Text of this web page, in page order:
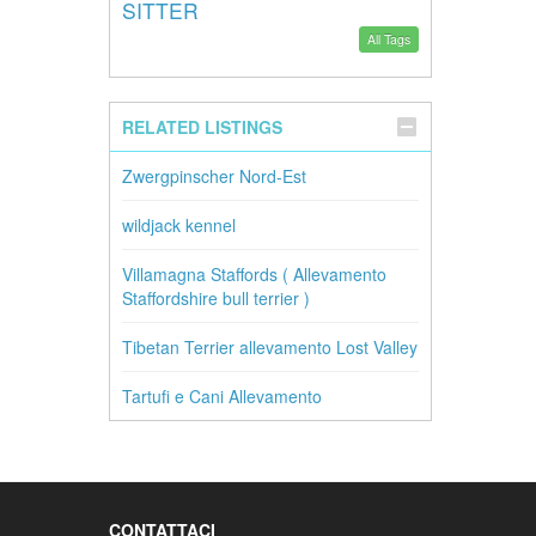
SITTER
All Tags
RELATED LISTINGS
Zwergpinscher Nord-Est
wildjack kennel
Villamagna Staffords ( Allevamento
Staffordshire bull terrier )
Tibetan Terrier allevamento Lost Valley
Tartufi e Cani Allevamento
CONTATTACI